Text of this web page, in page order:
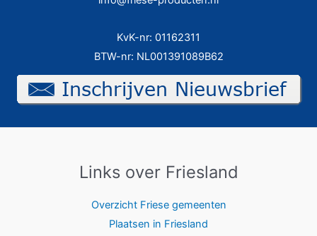
KvK-nr: 01162311
BTW-nr: NL001391089B62
Links over Friesland
Overzicht Friese gemeenten
Plaatsen in Friesland